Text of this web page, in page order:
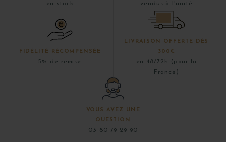
en stock vendus à l'unité
FIDÉLITÉ RÉCOMPENSÉE
5% de remise
LIVRAISON OFFERTE DÈS
300€
en 48/72h (pour la
France)
VOUS AVEZ UNE
QUESTION
03 80 79 29 90